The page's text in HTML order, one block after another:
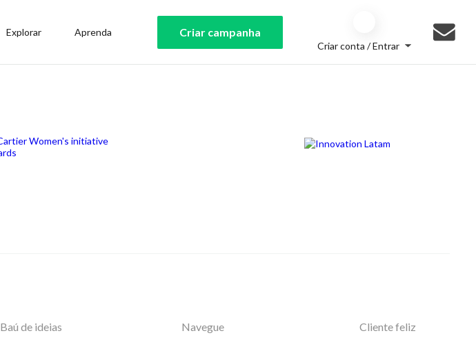
Explorar Aprenda Criar campanha
Criar conta / Entrar
Baú de ideias Navegue Cliente feliz